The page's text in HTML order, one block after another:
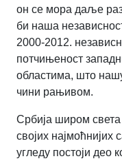
он се мора даље
би наша
2000-2012.
потчињеност
областима, што
чини рањивом.
Србија широм света
својих најмоћнијих
угледу постоји део